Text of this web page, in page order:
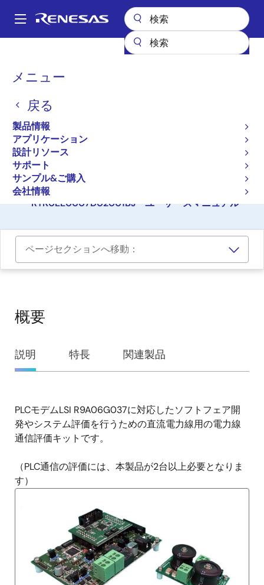
ン
Main
メニュー
戻る
製品情報
アプリケーション
設計リソース
サポート
サンプル&ご購入
会社情報
パ
く
ず
RTK0EE0007D02001BJ
CPX3評価キット DC 48V
以下（J80D2：RL78/G13）
RTK0EE0007D02001BJ
ご購入
BCPX3評価キットJ80D2
RTK0EE0007D02001BJ ユーザーズマニュアル
ページセクションへ移動：
概要
概
要
説明 特長 関連製品
説
明
PLCモデムLSI R9A06G037に対応したソフトフェア開
発やシステム評価を行うための直流電力線用の電力線
通信評価キットです。
（PLC通信の評価には、本製品が2台以上必要となりま
す）